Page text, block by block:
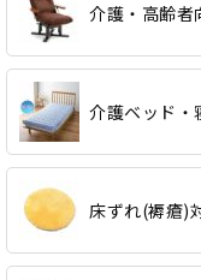
介護・高齢者
介護ベッド・
床ずれ(褥瘡)